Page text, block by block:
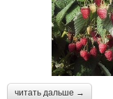
читать дальше →